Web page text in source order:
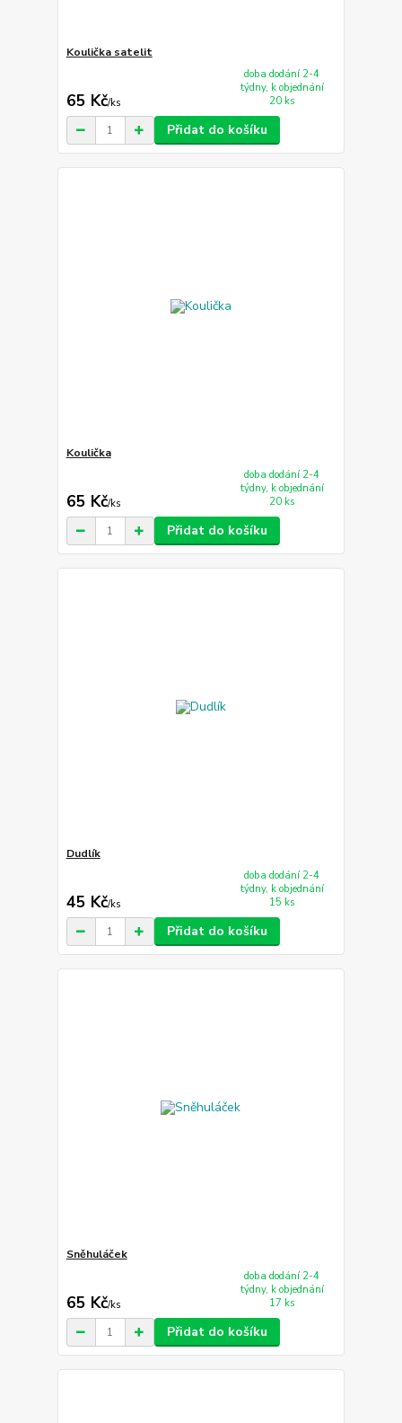
Koulička satelit
65 Kč/ks
doba dodání 2-4
týdny, k objednání
20 ks
Přidat do košíku
Koulička
65 Kč/ks
doba dodání 2-4
týdny, k objednání
20 ks
Přidat do košíku
Dudlík
45 Kč/ks
doba dodání 2-4
týdny, k objednání
15 ks
Přidat do košíku
Sněhuláček
65 Kč/ks
doba dodání 2-4
týdny, k objednání
17 ks
Přidat do košíku